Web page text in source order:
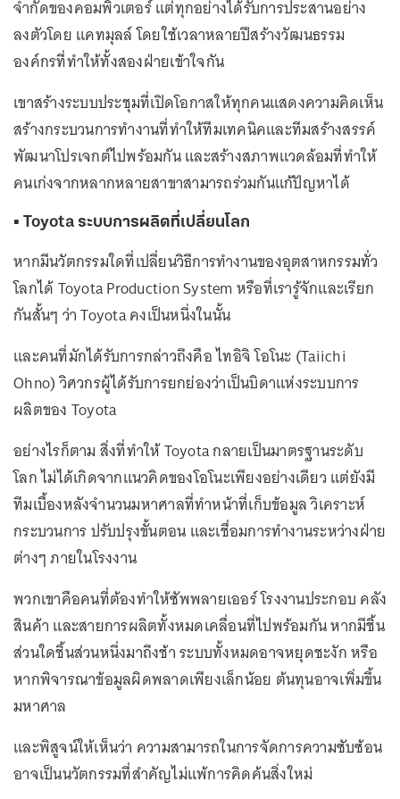
จำกัดของคอมพิวเตอร์ แต่ทุกอย่างได้รับการประสานอย่าง
ลงตัวโดย แคทมุลล์ โดยใช้เวลาหลายปีสร้างวัฒนธรรม
องค์กรที่ทำให้ทั้งสองฝ่ายเข้าใจกัน
เขาสร้างระบบประชุมที่เปิดโอกาสให้ทุกคนแสดงความคิดเห็น
สร้างกระบวนการทำงานที่ทำให้ทีมเทคนิคและทีมสร้างสรรค์
พัฒนาโปรเจกต์ไปพร้อมกัน และสร้างสภาพแวดล้อมที่ทำให้
คนเก่งจากหลากหลายสาขาสามารถร่วมกันแก้ปัญหาได้
▪️ Toyota ระบบการผลิตที่เปลี่ยนโลก
หากมีนวัตกรรมใดที่เปลี่ยนวิธีการทำงานของอุตสาหกรรมทั่ว
โลกได้ Toyota Production System หรือที่เรารู้จักและเรียก
กันสั้นๆ ว่า Toyota คงเป็นหนึ่งในนั้น
และคนที่มักได้รับการกล่าวถึงคือ ไทอิจิ โอโนะ (Taiichi
Ohno) วิศวกรผู้ได้รับการยกย่องว่าเป็นบิดาแห่งระบบการ
ผลิตของ Toyota
อย่างไรก็ตาม สิ่งที่ทำให้ Toyota กลายเป็นมาตรฐานระดับ
โลก ไม่ได้เกิดจากแนวคิดของโอโนะเพียงอย่างเดียว แต่ยังมี
ทีมเบื้องหลังจำนวนมหาศาลที่ทำหน้าที่เก็บข้อมูล วิเคราะห์
กระบวนการ ปรับปรุงขั้นตอน และเชื่อมการทำงานระหว่างฝ่าย
ต่างๆ ภายในโรงงาน
พวกเขาคือคนที่ต้องทำให้ซัพพลายเออร์ โรงงานประกอบ คลัง
สินค้า และสายการผลิตทั้งหมดเคลื่อนที่ไปพร้อมกัน หากมีชิ้น
ส่วนใดชิ้นส่วนหนึ่งมาถึงช้า ระบบทั้งหมดอาจหยุดชะงัก หรือ
หากพิจารณาข้อมูลผิดพลาดเพียงเล็กน้อย ต้นทุนอาจเพิ่มขึ้น
มหาศาล
และพิสูจน์ให้เห็นว่า ความสามารถในการจัดการความซับซ้อน
อาจเป็นนวัตกรรมที่สำคัญไม่แพ้การคิดค้นสิ่งใหม่